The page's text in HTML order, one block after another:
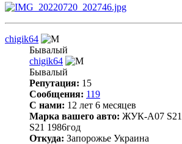
chigik64
Бывалый
chigik64
Бывалый
Репутация: 15
Сообщения: 119
С нами: 12 лет 6 месяцев
Марка вашего авто: ЖУК-А07
S21 1986год
Откуда: Запорожье Украина